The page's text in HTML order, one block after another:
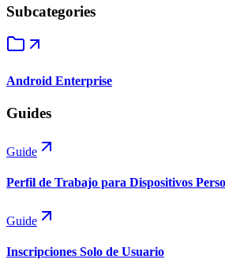
Subcategories
Android Enterprise
Guides
Guide
Perfil de Trabajo para Dispositivos
Guide
Inscripciones Solo de Usuario